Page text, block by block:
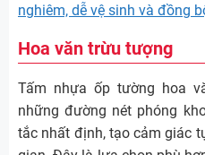
nghiêm, dễ vệ sinh và đồng
Hoa văn trừu tượng
Tấm nhựa ốp tường hoa
những đường nét phóng
tắc nhất định, tạo cảm giác